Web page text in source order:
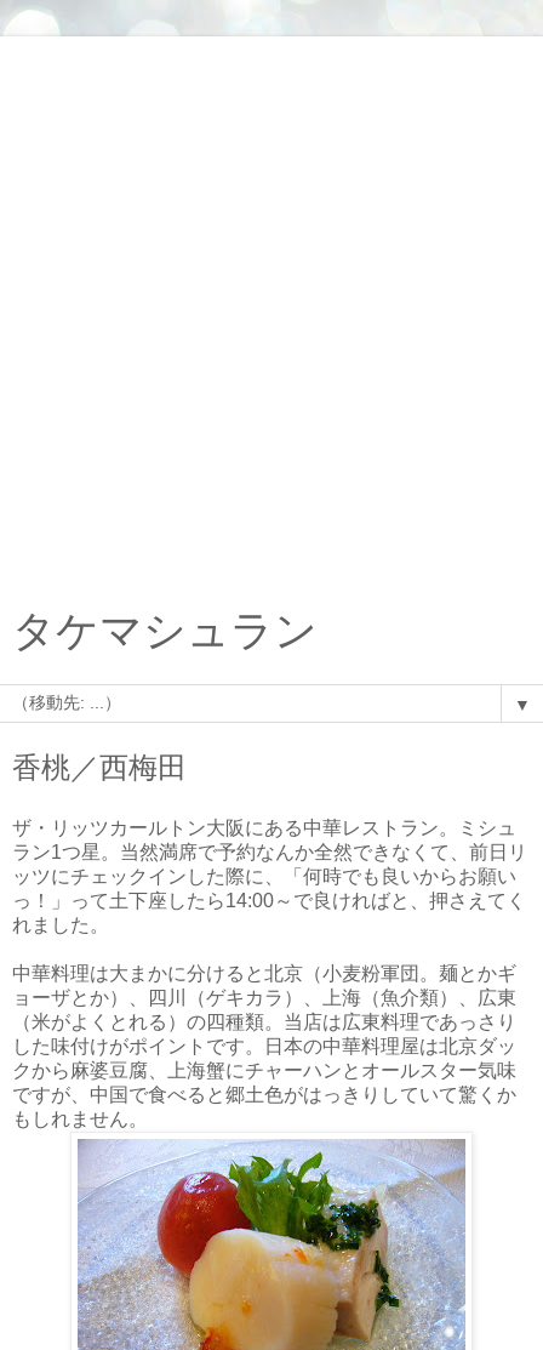
タケマシュラン
▼
香桃／西梅田
ザ・リッツカールトン大阪にある中華レストラン。ミシュ
ラン1つ星。当然満席で予約なんか全然できなくて、前日リ
ッツにチェックインした際に、「何時でも良いからお願い
っ！」って土下座したら14:00～で良ければと、押さえてく
れました。
中華料理は大まかに分けると北京（小麦粉軍団。麺とかギ
ョーザとか）、四川（ゲキカラ）、上海（魚介類）、広東
（米がよくとれる）の四種類。当店は広東料理であっさり
した味付けがポイントです。日本の中華料理屋は北京ダッ
クから麻婆豆腐、上海蟹にチャーハンとオールスター気味
ですが、中国で食べると郷土色がはっきりしていて驚くか
もしれません。